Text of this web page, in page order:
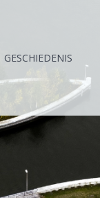
GESCHIEDENIS